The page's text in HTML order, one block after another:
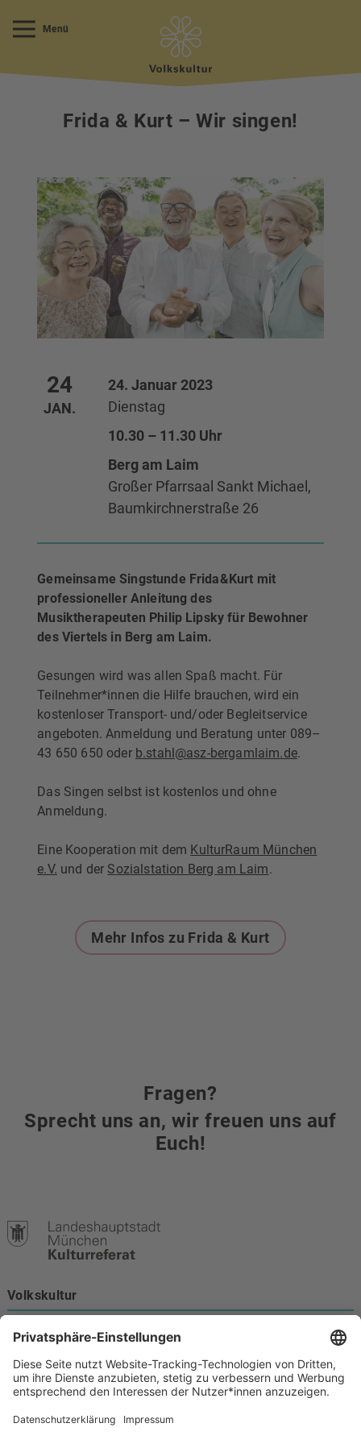
Menü
Frida & Kurt – Wir singen!
24
JAN.
24. Januar 2023
Dienstag
10.30 – 11.30 Uhr
Berg am Laim
Großer Pfarrsaal Sankt Michael,
Baumkirchnerstraße 26
Gemeinsame Singstunde Frida&Kurt mit
professioneller Anleitung des
Musiktherapeuten Philip Lipsky für Bewohner
des Viertels in Berg am Laim.
Gesungen wird was allen Spaß macht. Für
Teilnehmer*innen die Hilfe brauchen, wird ein
kostenloser Transport- und/oder Begleitservice
angeboten. Anmeldung und Beratung unter 089–
43 650 650 oder b.stahl@asz-bergamlaim.de.
Das Singen selbst ist kostenlos und ohne
Anmeldung.
Eine Kooperation mit dem KulturRaum München
e.V. und der Sozialstation Berg am Laim.
Mehr Infos zu Frida & Kurt
Fragen?
Sprecht uns an, wir freuen uns auf
Euch!
Volkskultur
80331 München
Kontakt
089 233-21172
volkskultur@muenchen.de